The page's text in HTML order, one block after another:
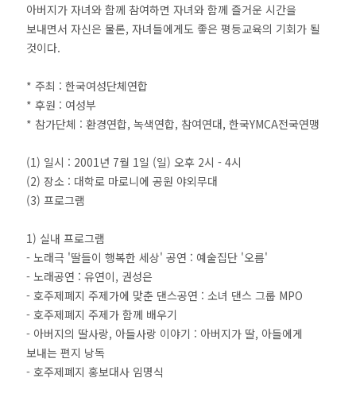
아버지가 자녀와 함께 참여하면 자녀와 함께 즐거운 시간을
보내면서 자신은 물론, 자녀들에게도 좋은 평등교육의 기회가 될
것이다.
* 주최 : 한국여성단체연합
* 후원 : 여성부
* 참가단체 : 환경연합, 녹색연합, 참여연대, 한국YMCA전국연맹
(1) 일시 : 2001년 7월 1일 (일) 오후 2시 - 4시
(2) 장소 : 대학로 마로니에 공원 야외무대
(3) 프로그램
1) 실내 프로그램
- 노래극 '딸들이 행복한 세상' 공연 : 예술집단 '오름'
- 노래공연 : 유연이, 권성은
- 호주제폐지 주제가에 맞춘 댄스공연 : 소녀 댄스 그룹 MPO
- 호주제폐지 주제가 함께 배우기
- 아버지의 딸사랑, 아들사랑 이야기 : 아버지가 딸, 아들에게
보내는 편지 낭독
- 호주제폐지 홍보대사 임명식